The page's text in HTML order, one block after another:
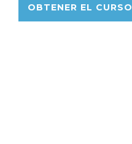
OBTENER EL CURSO